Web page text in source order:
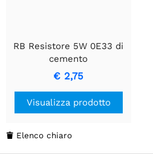
RB Resistore 5W 0E33 di
cemento
€ 2,75
Visualizza prodotto
 Elenco chiaro